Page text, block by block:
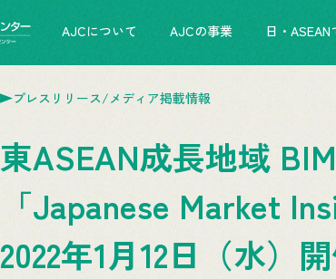
AJCについて AJCの事業 日・ASEAN
プレスリリース/メディア掲載情報
東ASEAN成長地域
「Japanese Market
2022年1月12日（水）